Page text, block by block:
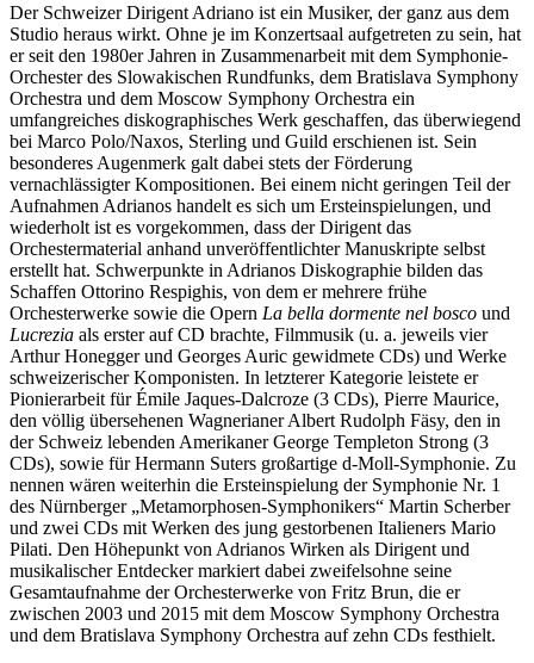
Der Schweizer Dirigent Adriano ist ein Musiker, der ganz aus dem
Studio heraus wirkt. Ohne je im Konzertsaal aufgetreten zu sein, hat
er seit den 1980er Jahren in Zusammenarbeit mit dem Symphonie-
Orchester des Slowakischen Rundfunks, dem Bratislava Symphony
Orchestra und dem Moscow Symphony Orchestra ein
umfangreiches diskographisches Werk geschaffen, das überwiegend
bei Marco Polo/Naxos, Sterling und Guild erschienen ist. Sein
besonderes Augenmerk galt dabei stets der Förderung
vernachlässigter Kompositionen. Bei einem nicht geringen Teil der
Aufnahmen Adrianos handelt es sich um Ersteinspielungen, und
wiederholt ist es vorgekommen, dass der Dirigent das
Orchestermaterial anhand unveröffentlichter Manuskripte selbst
erstellt hat. Schwerpunkte in Adrianos Diskographie bilden das
Schaffen Ottorino Respighis, von dem er mehrere frühe
Orchesterwerke sowie die Opern La bella dormente nel bosco und
Lucrezia als erster auf CD brachte, Filmmusik (u. a. jeweils vier
Arthur Honegger und Georges Auric gewidmete CDs) und Werke
schweizerischer Komponisten. In letzterer Kategorie leistete er
Pionierarbeit für Émile Jaques-Dalcroze (3 CDs), Pierre Maurice,
den völlig übersehenen Wagnerianer Albert Rudolph Fäsy, den in
der Schweiz lebenden Amerikaner George Templeton Strong (3
CDs), sowie für Hermann Suters großartige d-Moll-Symphonie. Zu
nennen wären weiterhin die Ersteinspielung der Symphonie Nr. 1
des Nürnberger „Metamorphosen-Symphonikers“ Martin Scherber
und zwei CDs mit Werken des jung gestorbenen Italieners Mario
Pilati. Den Höhepunkt von Adrianos Wirken als Dirigent und
musikalischer Entdecker markiert dabei zweifelsohne seine
Gesamtaufnahme der Orchesterwerke von Fritz Brun, die er
zwischen 2003 und 2015 mit dem Moscow Symphony Orchestra
und dem Bratislava Symphony Orchestra auf zehn CDs festhielt.